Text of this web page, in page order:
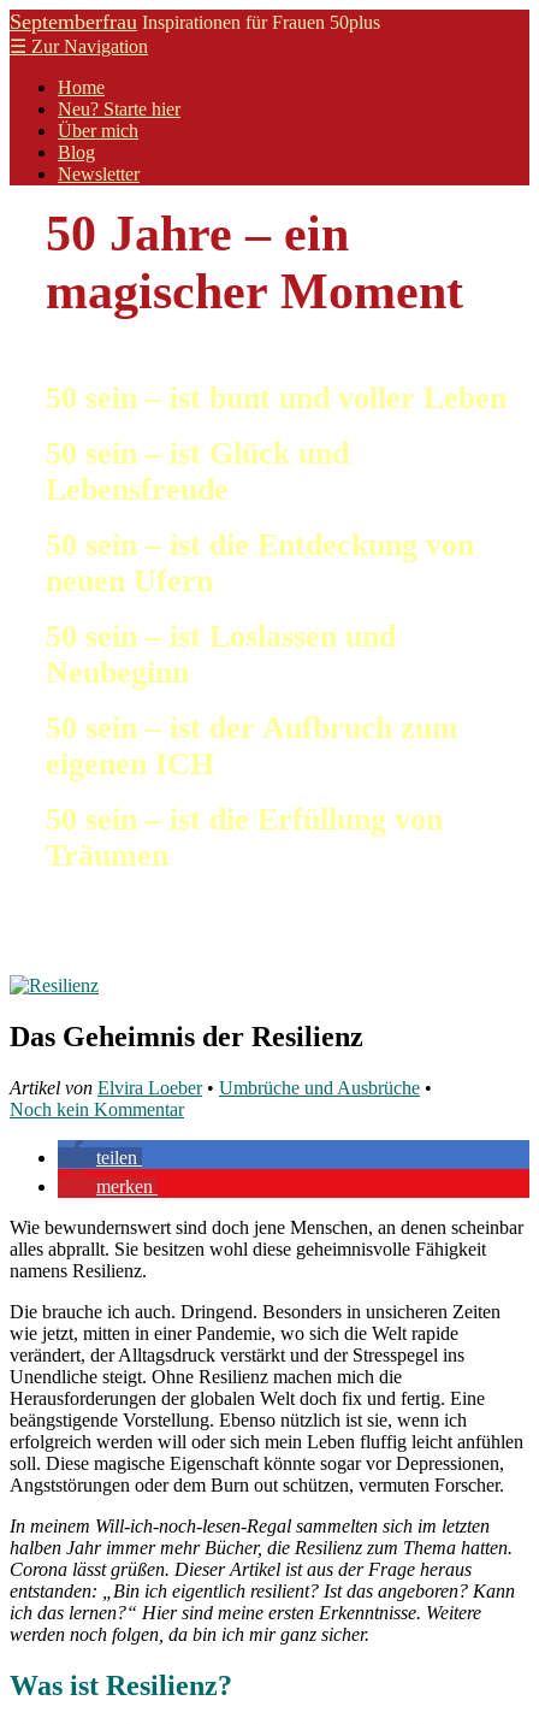
Septemberfrau Inspirationen für Frauen 50plus
☰ Zur Navigation
Home
Neu? Starte hier
Über mich
Blog
Newsletter
50 Jahre – ein
magischer Moment
50 sein – ist bunt und voller Leben
50 sein – ist Glück und
Lebensfreude
50 sein – ist die Entdeckung von
neuen Ufern
50 sein – ist Loslassen und
Neubeginn
50 sein – ist der Aufbruch zum
eigenen ICH
50 sein – ist die Erfüllung von
Träumen
Das Geheimnis der Resilienz
Artikel von Elvira Loeber• Umbrüche und Ausbrüche •
Noch kein Kommentar
teilen
merken
Wie bewundernswert sind doch jene Menschen, an denen scheinbar
alles abprallt. Sie besitzen wohl diese geheimnisvolle Fähigkeit
namens Resilienz.
Die brauche ich auch. Dringend. Besonders in unsicheren Zeiten
wie jetzt, mitten in einer Pandemie, wo sich die Welt rapide
verändert, der Alltagsdruck verstärkt und der Stresspegel ins
Unendliche steigt. Ohne Resilienz machen mich die
Herausforderungen der globalen Welt doch fix und fertig. Eine
beängstigende Vorstellung. Ebenso nützlich ist sie, wenn ich
erfolgreich werden will oder sich mein Leben fluffig leicht anfühlen
soll. Diese magische Eigenschaft könnte sogar vor Depressionen,
Angststörungen oder dem Burn out schützen, vermuten Forscher.
In meinem Will-ich-noch-lesen-Regal sammelten sich im letzten
halben Jahr immer mehr Bücher, die Resilienz zum Thema hatten.
Corona lässt grüßen. Dieser Artikel ist aus der Frage heraus
entstanden: „Bin ich eigentlich resilient? Ist das angeboren? Kann
ich das lernen?“ Hier sind meine ersten Erkenntnisse. Weitere
werden noch folgen, da bin ich mir ganz sicher.
Was ist Resilienz?